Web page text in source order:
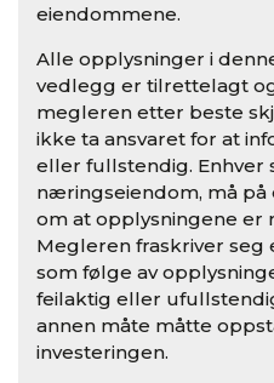
eiendommene.
Alle opplysninger i
vedlegg er tilrettelagt
megleren etter beste
ikke ta ansvaret for at
eller fullstendig. Enhver
næringseiendom, må på
om at opplysningene er
Megleren fraskriver seg
som følge av
feilaktig eller
annen måte måtte
investeringen.